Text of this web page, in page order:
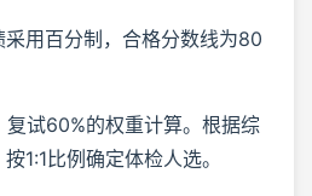
用百分制，合格分数线为80
试60%的权重计算。根据综
1:1比例确定体检人选。